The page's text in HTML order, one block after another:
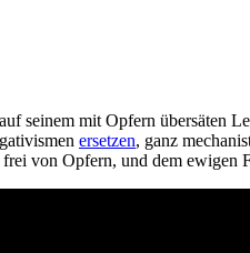
seinem mit Opfern übersäten
ersetzen, ganz
von Opfern, und dem ewigen